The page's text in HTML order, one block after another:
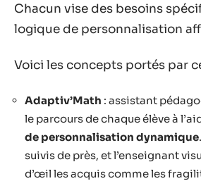
Chacun vise des besoins
logique de personnalisation
Voici les concepts portés par
Adaptiv’Math : assistant
le parcours de chaque élève à
de personnalisation dynamique
suivis de près, et l’enseignant
d’œil les acquis comme les